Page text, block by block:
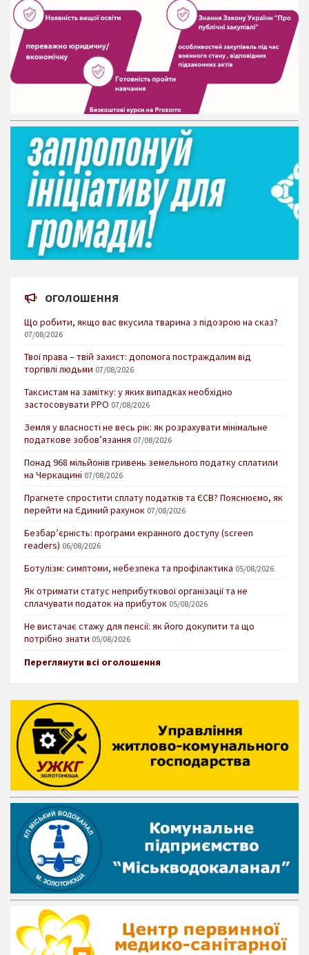
ОГОЛОШЕННЯ
Що робити, якщо вас вкусила тварина з підозрою на сказ?
07/08/2026
Твої права – твій захист: допомога постраждалим від
торгівлі людьми 07/08/2026
Таксистам на замітку: у яких випадках необхідно
застосовувати РРО 07/08/2026
Земля у власності не весь рік: як розрахувати мінімальне
податкове зобов’язання 07/08/2026
Понад 968 мільйонів гривень земельного податку сплатили
на Черкащині 07/08/2026
Прагнете спростити сплату податків та ЄСВ? Пояснюємо, як
перейти на Єдиний рахунок 07/08/2026
Безбар’єрність: програми екранного доступу (screen
readers) 06/08/2026
Ботулізм: симптоми, небезпека та профілактика 05/08/2026
Як отримати статус неприбуткової організації та не
сплачувати податок на прибуток 05/08/2026
Не вистачає стажу для пенсії: як його докупити та що
потрібно знати 05/08/2026
Переглянути всі оголошення